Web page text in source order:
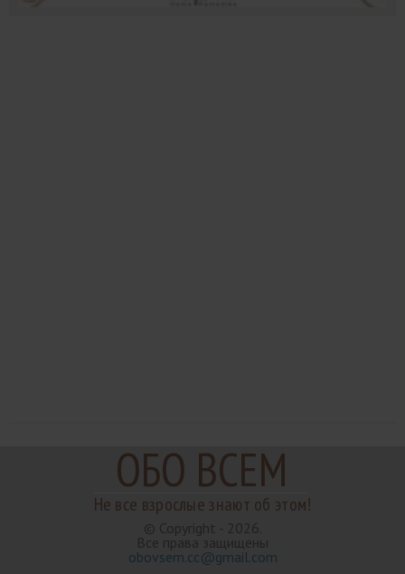
ОБО ВСЕМ
Не все взрослые знают об этом!
© Copyright - 2026.
Все права защищены
obovsem.cc@gmail.com